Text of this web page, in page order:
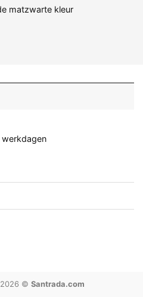
matzwarte kleur
© Santrada.com